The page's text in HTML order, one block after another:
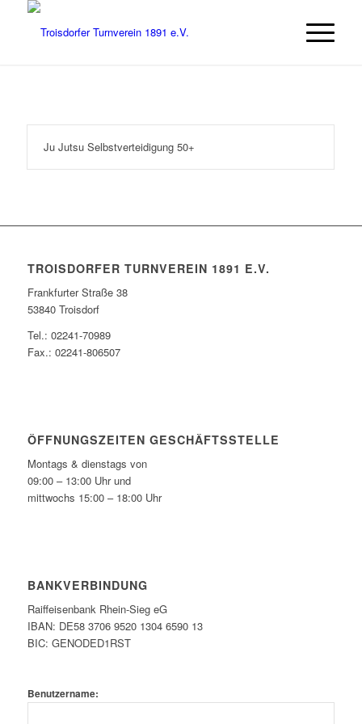
Ju Jutsu Selbstverteidigung 50+
TROISDORFER TURNVEREIN 1891 E.V.
Frankfurter Straße 38
53840 Troisdorf
Tel.: 02241-70989
Fax.: 02241-806507
ÖFFNUNGSZEITEN GESCHÄFTSSTELLE
Montags & dienstags von
09:00 – 13:00 Uhr und
mittwochs 15:00 – 18:00 Uhr
BANKVERBINDUNG
Raiffeisenbank Rhein-Sieg eG
IBAN: DE58 3706 9520 1304 6590 13
BIC: GENODED1RST
Benutzername: